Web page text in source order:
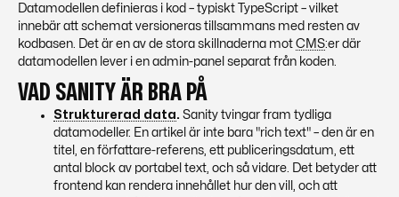
Datamodellen definieras i kod – typiskt TypeScript – vilket
innebär att schemat versioneras tillsammans med resten av
kodbasen. Det är en av de stora skillnaderna mot CMS:er där
datamodellen lever i en admin-panel separat från koden.
VAD SANITY ÄR BRA PÅ
Strukturerad data. Sanity tvingar fram tydliga
datamodeller. En artikel är inte bara "rich text" – den är en
titel, en författare-referens, ett publiceringsdatum, ett
antal block av portabel text, och så vidare. Det betyder att
frontend kan rendera innehållet hur den vill, och att